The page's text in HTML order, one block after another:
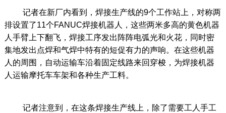
记者在新厂内看到，焊接生产线的9个工作站上，对称两
排设置了11个FANUC焊接机器人，这些两米多高的黄色机器
人手臂上下翻飞，焊接工序发出阵阵电弧光和火花，同时密
集地发出点焊和气焊中特有的短促有力的声响。在这些机器
人的周围，自动运输车沿着固定线路来回穿梭，为焊接机器
人运输摩托车车架和各种生产工料。
记者注意到，在这条焊接生产线上，除了需要工人手工